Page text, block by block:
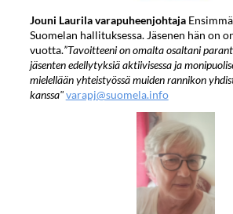
Jouni Laurila varapuheenjohtaja
Suomelan hallituksessa. Jäsenen hän on
vuotta.”Tavoitteeni on omalta osaltani
jäsenten edellytyksiä aktiivisessa ja
mielellään yhteistyössä muiden rannikon
kanssa"varapj@suomela.info